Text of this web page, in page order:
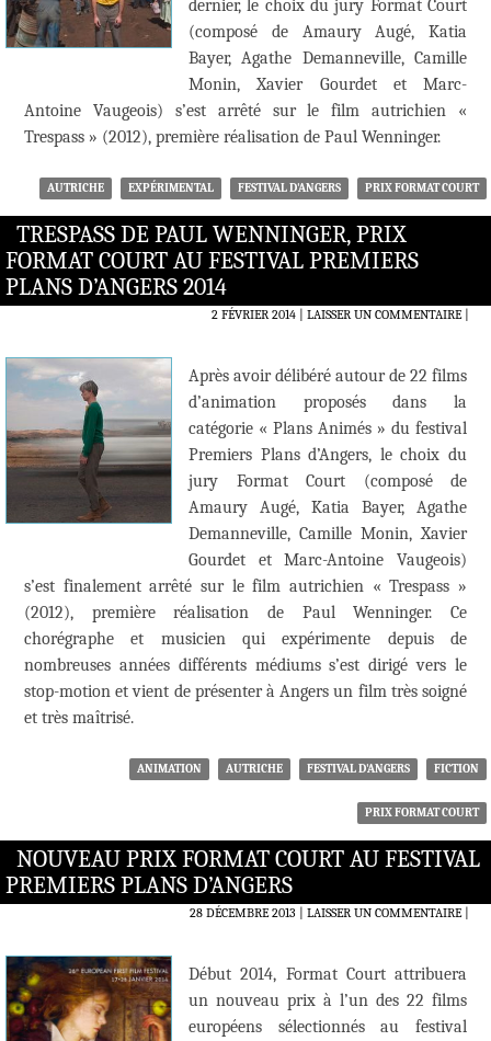
dernier, le choix du jury Format Court
(composé de Amaury Augé, Katia
Bayer, Agathe Demanneville, Camille
Monin, Xavier Gourdet et Marc-
Antoine Vaugeois) s’est arrêté sur le film autrichien «
Trespass » (2012), première réalisation de Paul Wenninger.
AUTRICHE EXPÉRIMENTAL FESTIVAL D'ANGERS PRIX FORMAT COURT
TRESPASS DE PAUL WENNINGER, PRIX
FORMAT COURT AU FESTIVAL PREMIERS
PLANS D’ANGERS 2014
2 FÉVRIER 2014 LAISSER UN COMMENTAIRE|
Après avoir délibéré autour de 22 films
d’animation proposés dans la
catégorie « Plans Animés » du festival
Premiers Plans d’Angers, le choix du
jury Format Court (composé de
Amaury Augé, Katia Bayer, Agathe
Demanneville, Camille Monin, Xavier
Gourdet et Marc-Antoine Vaugeois)
s’est finalement arrêté sur le film autrichien « Trespass »
(2012), première réalisation de Paul Wenninger. Ce
chorégraphe et musicien qui expérimente depuis de
nombreuses années différents médiums s’est dirigé vers le
stop-motion et vient de présenter à Angers un film très soigné
et très maîtrisé.
ANIMATION AUTRICHE FESTIVAL D'ANGERS FICTION
PRIX FORMAT COURT
NOUVEAU PRIX FORMAT COURT AU FESTIVAL
PREMIERS PLANS D’ANGERS
28 DÉCEMBRE 2013 LAISSER UN COMMENTAIRE|
Début 2014, Format Court attribuera
un nouveau prix à l’un des 22 films
européens sélectionnés au festival